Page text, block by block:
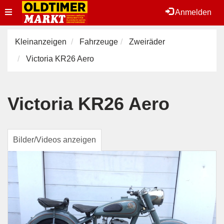
Anmelden
Toggle
navigation
Kleinanzeigen Fahrzeuge
Zweiräder
Victoria KR26 Aero
Victoria KR26 Aero
Bilder/Videos anzeigen